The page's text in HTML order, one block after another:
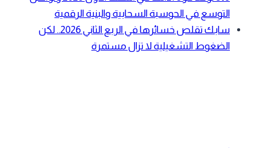
التوسع في الحوسبة السحابية والبنية الرقمية
سابك تقلص خسائرها في الربع الثاني 2026.. لكن
الضغوط التشغيلية لا تزال مستمرة